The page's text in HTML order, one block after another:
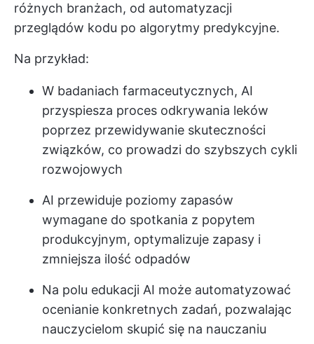
różnych branżach, od automatyzacji
przeglądów kodu po algorytmy predykcyjne.
Na przykład:
W badaniach farmaceutycznych, AI
przyspiesza proces odkrywania leków
poprzez przewidywanie skuteczności
związków, co prowadzi do szybszych cykli
rozwojowych
AI przewiduje poziomy zapasów
wymagane do spotkania z popytem
produkcyjnym, optymalizuje zapasy i
zmniejsza ilość odpadów
Na polu edukacji AI może automatyzować
ocenianie konkretnych zadań, pozwalając
nauczycielom skupić się na nauczaniu